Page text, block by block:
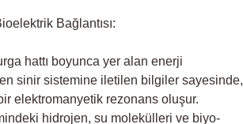
Bağlantısı:
hattı boyunca yer alan enerji
sinir sistemine iletilen bilgiler sayesinde,
elektromanyetik rezonans oluşur.
hidrojen, su molekülleri ve biyo-